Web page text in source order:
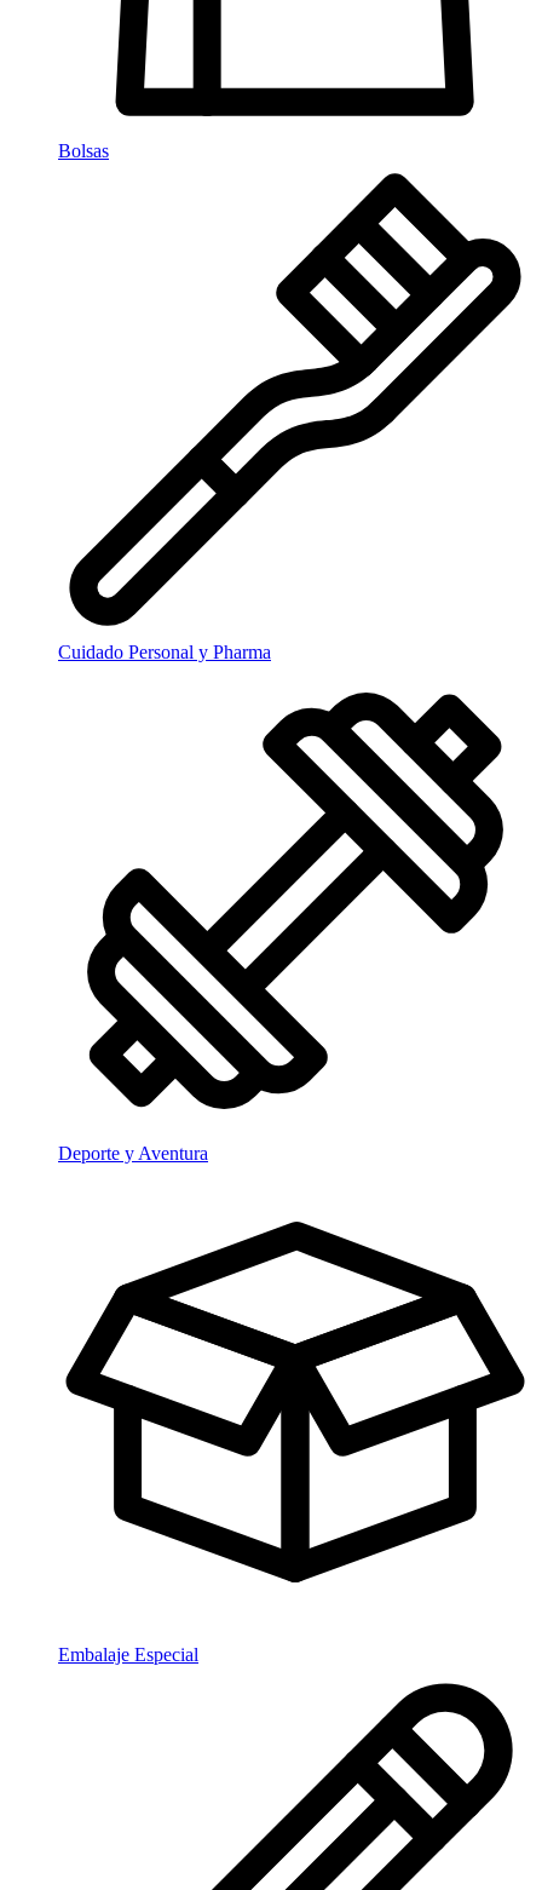
Bolsas
Cuidado Personal y Pharma
Deporte y Aventura
Embalaje Especial